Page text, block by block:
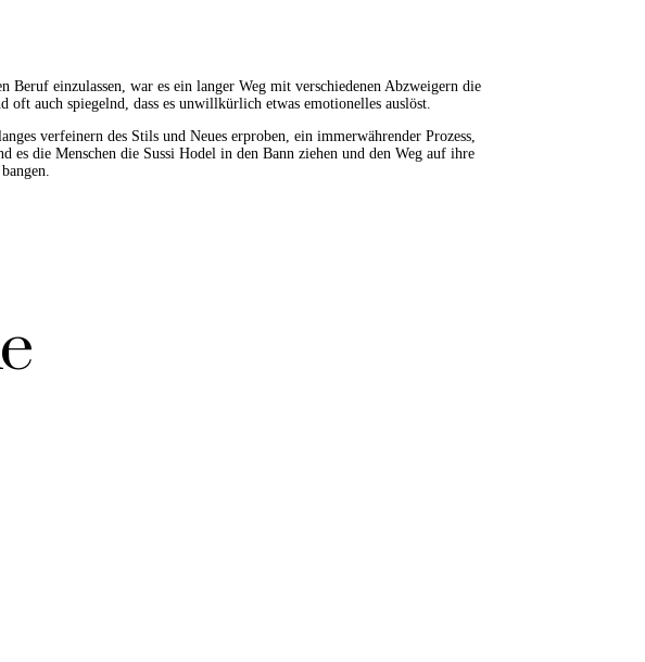
einzulassen, war es ein langer Weg mit verschiedenen Abzweigern die
auch spiegelnd, dass es unwillkürlich etwas emotionelles auslöst.
verfeinern des Stils und Neues erproben, ein immerwährender Prozess,
es die Menschen die Sussi Hodel in den Bann ziehen und den Weg auf ihre